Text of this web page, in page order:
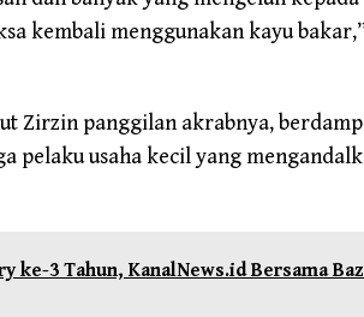
kembali menggunakan kayu
Zirzin panggilan akrabnya,
pelaku usaha kecil yang
ke-3 Tahun, KanalNews.id Bersama